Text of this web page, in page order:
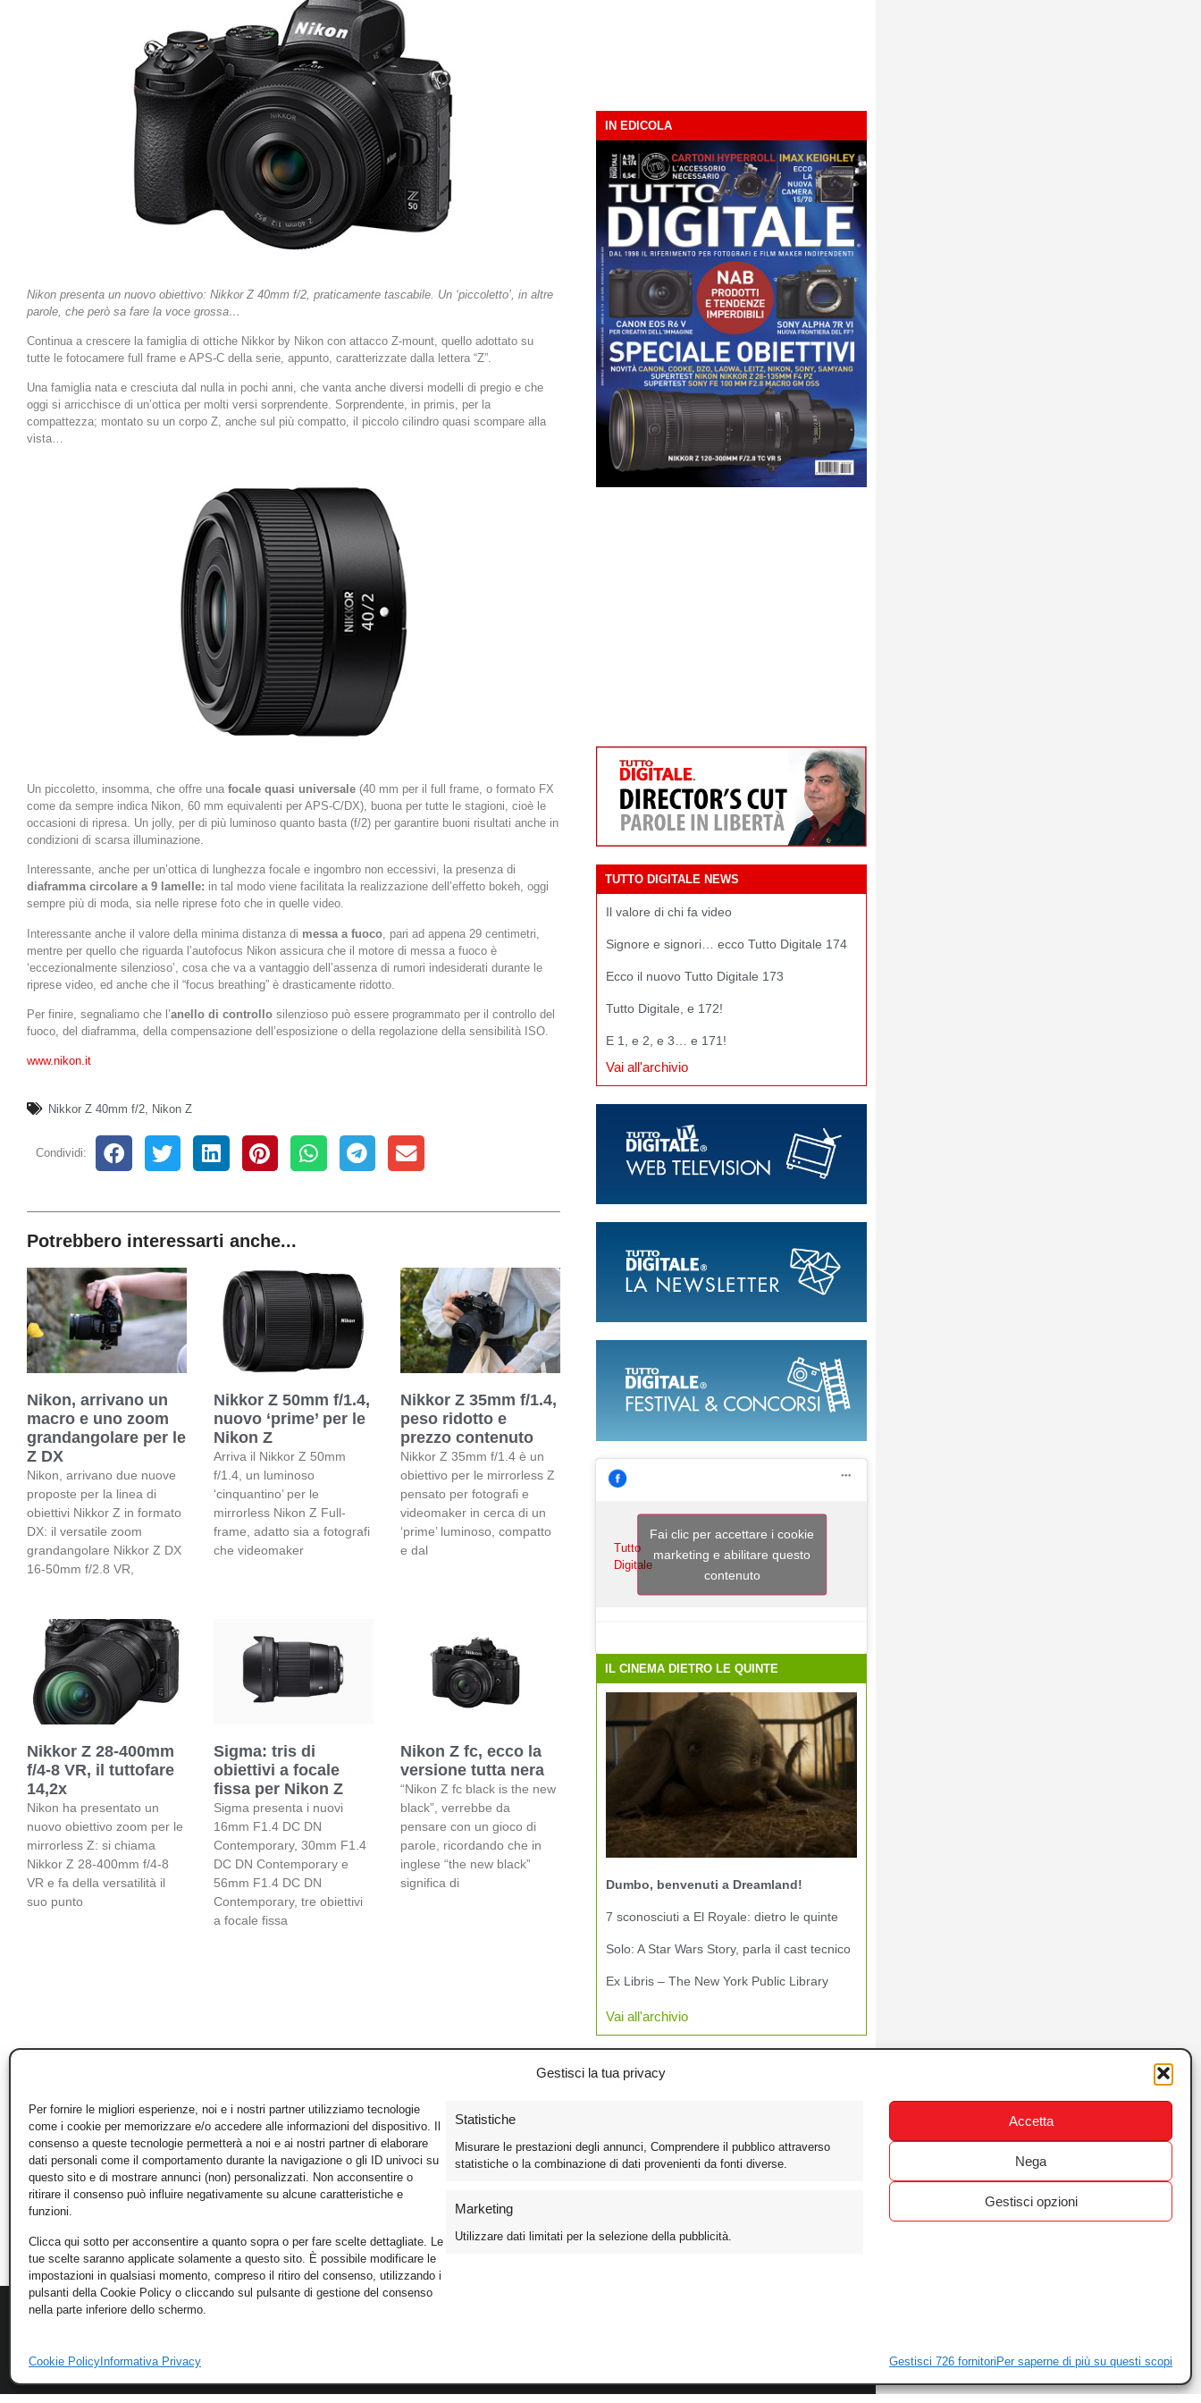
Gestisci la tua privacy
Per fornire le migliori esperienze, noi e i nostri partner utilizziamo tecnologie
come i cookie per memorizzare e/o accedere alle informazioni del dispositivo. Il
consenso a queste tecnologie permetterà a noi e ai nostri partner di elaborare
dati personali come il comportamento durante la navigazione o gli ID univoci su
questo sito e di mostrare annunci (non) personalizzati. Non acconsentire o
ritirare il consenso può influire negativamente su alcune caratteristiche e
funzioni.
Clicca qui sotto per acconsentire a quanto sopra o per fare scelte dettagliate. Le
tue scelte saranno applicate solamente a questo sito. È possibile modificare le
impostazioni in qualsiasi momento, compreso il ritiro del consenso, utilizzando i
pulsanti della Cookie Policy o cliccando sul pulsante di gestione del consenso
nella parte inferiore dello schermo.
Statistiche
Misurare le prestazioni degli annunci, Comprendere il pubblico attraverso
statistiche o la combinazione di dati provenienti da fonti diverse.
Marketing
Utilizzare dati limitati per la selezione della pubblicità.
Gestisci 726 fornitori Per saperne di più su questi scopi
Accetta
Nega
Gestisci opzioni
Cookie Policy Informativa Privacy
Nikon presenta un nuovo obiettivo: Nikkor Z 40mm f/2, praticamente tascabile. Un ‘piccoletto’, in altre
parole, che però sa fare la voce grossa…
Continua a crescere la famiglia di ottiche Nikkor by Nikon con attacco Z-mount, quello adottato su
tutte le fotocamere full frame e APS-C della serie, appunto, caratterizzate dalla lettera “Z”.
Una famiglia nata e cresciuta dal nulla in pochi anni, che vanta anche diversi modelli di pregio e che
oggi si arricchisce di un’ottica per molti versi sorprendente. Sorprendente, in primis, per la
compattezza; montato su un corpo Z, anche sul più compatto, il piccolo cilindro quasi scompare alla
vista…
Un piccoletto, insomma, che offre una focale quasi universale (40 mm per il full frame, o formato FX
come da sempre indica Nikon, 60 mm equivalenti per APS-C/DX), buona per tutte le stagioni, cioè le
occasioni di ripresa. Un jolly, per di più luminoso quanto basta (f/2) per garantire buoni risultati anche in
condizioni di scarsa illuminazione.
Interessante, anche per un’ottica di lunghezza focale e ingombro non eccessivi, la presenza di
diaframma circolare a 9 lamelle: in tal modo viene facilitata la realizzazione dell’effetto bokeh, oggi
sempre più di moda, sia nelle riprese foto che in quelle video.
Interessante anche il valore della minima distanza di messa a fuoco , pari ad appena 29 centimetri,
mentre per quello che riguarda l’autofocus Nikon assicura che il motore di messa a fuoco è
‘eccezionalmente silenzioso’, cosa che va a vantaggio dell’assenza di rumori indesiderati durante le
riprese video, ed anche che il “focus breathing” è drasticamente ridotto.
Per finire, segnaliamo che l’anello di controllo silenzioso può essere programmato per il controllo del
fuoco, del diaframma, della compensazione dell’esposizione o della regolazione della sensibilità ISO.
www.nikon.it
Nikkor Z 40mm f/2 Nikon Z
Condividi:
Potrebbero interessarti anche...
Nikon, arrivano un
macro e uno zoom
grandangolare per le
Z DX
Nikon, arrivano due nuove
proposte per la linea di
obiettivi Nikkor Z in formato
DX: il versatile zoom
grandangolare Nikkor Z DX
16-50mm f/2.8 VR,
Nikkor Z 50mm f/1.4,
nuovo ‘prime’ per le
Nikon Z
Arriva il Nikkor Z 50mm
f/1.4, un luminoso
‘cinquantino’ per le
mirrorless Nikon Z Full-
frame, adatto sia a fotografi
che videomaker
Nikkor Z 35mm f/1.4,
peso ridotto e
prezzo contenuto
Nikkor Z 35mm f/1.4 è un
obiettivo per le mirrorless Z
pensato per fotografi e
videomaker in cerca di un
‘prime’ luminoso, compatto
e dal
Nikkor Z 28-400mm
f/4-8 VR, il tuttofare
14,2x
Nikon ha presentato un
nuovo obiettivo zoom per le
mirrorless Z: si chiama
Nikkor Z 28-400mm f/4-8
VR e fa della versatilità il
suo punto
Sigma: tris di
obiettivi a focale
fissa per Nikon Z
Sigma presenta i nuovi
16mm F1.4 DC DN
Contemporary, 30mm F1.4
DC DN Contemporary e
56mm F1.4 DC DN
Contemporary, tre obiettivi
a focale fissa
Nikon Z fc, ecco la
versione tutta nera
“Nikon Z fc black is the new
black”, verrebbe da
pensare con un gioco di
parole, ricordando che in
inglese “the new black”
significa di
IN EDICOLA
TUTTO DIGITALE NEWS
Il valore di chi fa video
Signore e signori… ecco Tutto Digitale 174
Ecco il nuovo Tutto Digitale 173
Tutto Digitale, e 172!
E 1, e 2, e 3… e 171!
Vai all'archivio
Tutto
Digitale
Fai clic per accettare i cookie
marketing e abilitare questo
contenuto
IL CINEMA DIETRO LE QUINTE
Dumbo, benvenuti a Dreamland!
7 sconosciuti a El Royale: dietro le quinte
Solo: A Star Wars Story, parla il cast tecnico
Ex Libris – The New York Public Library
Vai all'archivio